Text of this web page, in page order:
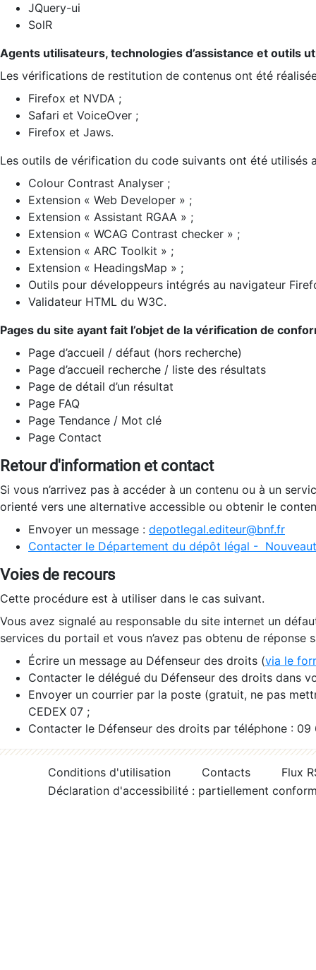
JQuery-ui
SolR
Agents utilisateurs, technologies d’assistance et outils
Les vérifications de restitution de contenus ont été
Firefox et NVDA ;
Safari et VoiceOver ;
Firefox et Jaws.
Les outils de vérification du code suivants ont été utilisés
Colour Contrast Analyser ;
Extension « Web Developer » ;
Extension « Assistant RGAA » ;
Extension « WCAG Contrast checker » ;
Extension « ARC Toolkit » ;
Extension « HeadingsMap » ;
Outils pour développeurs intégrés au navigateur
Validateur HTML du W3C.
Pages du site ayant fait l’objet de la vérification de
Page d’accueil / défaut (hors recherche)
Page d’accueil recherche / liste des résultats
Page de détail d’un résultat
Page FAQ
Page Tendance / Mot clé
Page Contact
Retour d'information et contact
Si vous n’arrivez pas à accéder à un contenu ou à un
orienté vers une alternative accessible ou obtenir le
Envoyer un message : depotlegal.editeur@bnf.fr
Contacter le Département du dépôt légal -
Voies de recours
Cette procédure est à utiliser dans le cas suivant.
Vous avez signalé au responsable du site internet un
services du portail et vous n’avez pas obtenu de réponse
Écrire un message au Défenseur des droits (via le
Contacter le délégué du Défenseur des droits dans
Envoyer un courrier par la poste (gratuit, ne pas
CEDEX 07 ;
Contacter le Défenseur des droits par téléphone :
Conditions d'utilisation Contacts
Flux
Déclaration d'accessibilité : partiellement